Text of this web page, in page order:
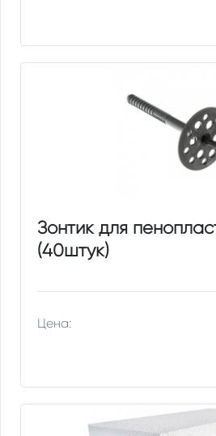
Зонтик для
(40штук)
Цена: